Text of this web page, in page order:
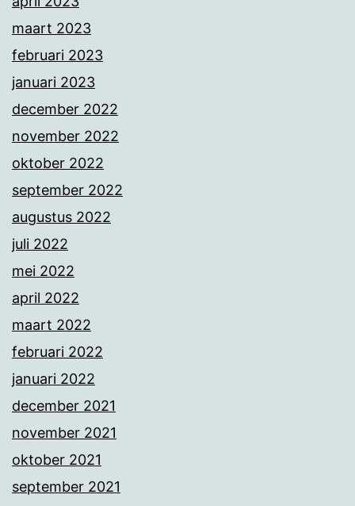
maart 2023
februari 2023
januari 2023
december 2022
november 2022
oktober 2022
september 2022
augustus 2022
juli 2022
mei 2022
april 2022
maart 2022
februari 2022
januari 2022
december 2021
november 2021
oktober 2021
september 2021